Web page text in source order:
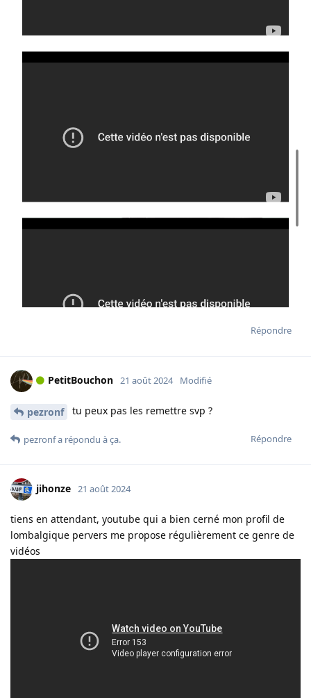
Répondre
PetitBouchon 21 août 2024 Modifié
pezronf tu peux pas les remettre svp ?
Répondre
pezronfa répondu à ça.
jihonze 21 août 2024
tiens en attendant, youtube qui a bien cerné mon profil de
lombalgique pervers me propose régulièrement ce genre de
vidéos